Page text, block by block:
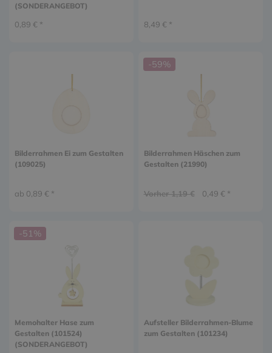
(SONDERANGEBOT)
0,89 € * 8,49 € *
Bilderrahmen Ei zum Gestalten
(109025)
ab 0,89 € *
-59%
Bilderrahmen Häschen zum
Gestalten (21990)
Vorher 1,19 € 0,49 € *
-51%
Memohalter Hase zum
Gestalten (101524)
(SONDERANGEBOT)
Aufsteller Bilderrahmen-Blume
zum Gestalten (101234)